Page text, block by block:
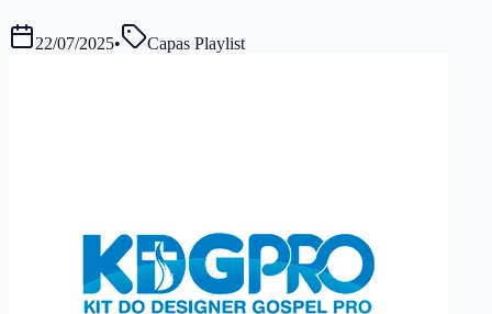
22/07/2025• Capas Playlist